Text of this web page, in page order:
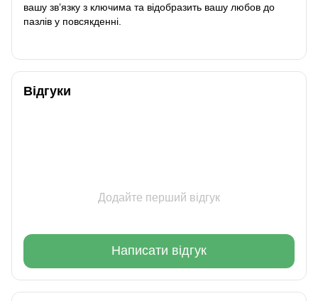
вашу зв’язку з ключима та відобразить вашу любов до
пазлів у повсякденні.
Відгуки
Додайте перший відгук
Написати відгук